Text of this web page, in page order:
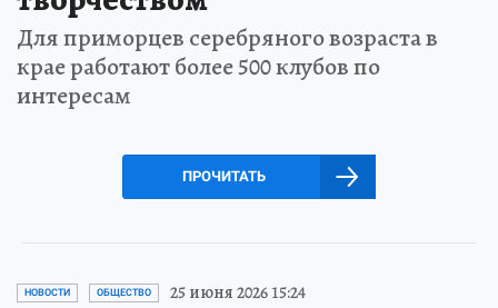
Для приморцев серебряного возраста в
крае работают более 500 клубов по
интересам
ПРОЧИТАТЬ
НОВОСТИ ОБЩЕСТВО 25 июня 2026 15:24